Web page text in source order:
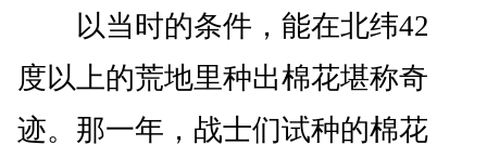
以当时的条件，能在北纬42
度以上的荒地里种出棉花堪称奇
迹。那一年，战士们试种的棉花